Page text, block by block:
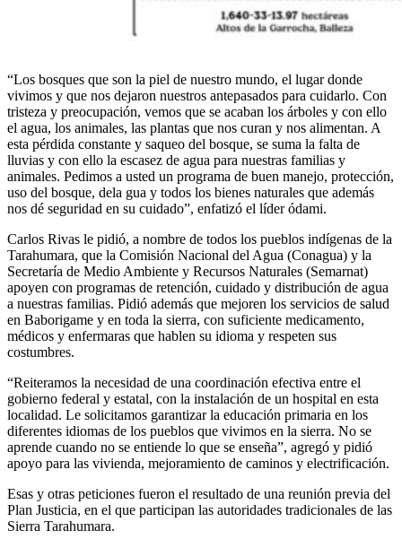
“Los bosques que son la piel de nuestro mundo, el lugar donde
vivimos y que nos dejaron nuestros antepasados para cuidarlo. Con
tristeza y preocupación, vemos que se acaban los árboles y con ello
el agua, los animales, las plantas que nos curan y nos alimentan. A
esta pérdida constante y saqueo del bosque, se suma la falta de
lluvias y con ello la escasez de agua para nuestras familias y
animales. Pedimos a usted un programa de buen manejo, protección,
uso del bosque, dela gua y todos los bienes naturales que además
nos dé seguridad en su cuidado”, enfatizó el líder ódami.
Carlos Rivas le pidió, a nombre de todos los pueblos indígenas de la
Tarahumara, que la Comisión Nacional del Agua (Conagua) y la
Secretaría de Medio Ambiente y Recursos Naturales (Semarnat)
apoyen con programas de retención, cuidado y distribución de agua
a nuestras familias. Pidió además que mejoren los servicios de salud
en Baborigame y en toda la sierra, con suficiente medicamento,
médicos y enfermaras que hablen su idioma y respeten sus
costumbres.
“Reiteramos la necesidad de una coordinación efectiva entre el
gobierno federal y estatal, con la instalación de un hospital en esta
localidad. Le solicitamos garantizar la educación primaria en los
diferentes idiomas de los pueblos que vivimos en la sierra. No se
aprende cuando no se entiende lo que se enseña”, agregó y pidió
apoyo para las vivienda, mejoramiento de caminos y electrificación.
Esas y otras peticiones fueron el resultado de una reunión previa del
Plan Justicia, en el que participan las autoridades tradicionales de las
Sierra Tarahumara.